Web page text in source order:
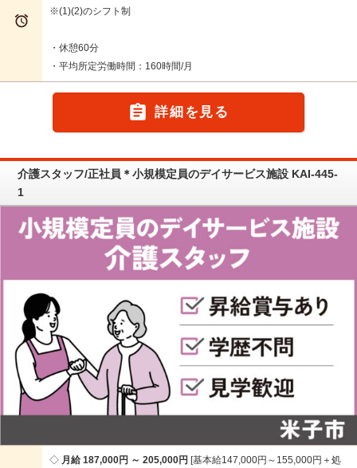

※(1)(2)のシフト制
・休憩60分
・平均所定労働時間：160時間/月
 詳細を見る
介護スタッフ/正社員＊小規模定員のデイサービス施設 KAI-445-
1
月給 187,000円 ～ 205,000円 基本給147,000円～155,000円＋処